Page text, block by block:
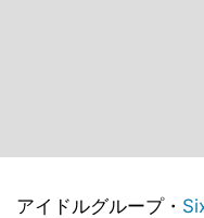
アイドルグループ・